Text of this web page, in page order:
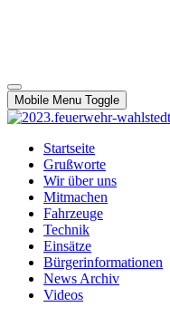
Mobile Menu Toggle
Startseite
Grußworte
Wir über uns
Mitmachen
Fahrzeuge
Technik
Einsätze
Bürgerinformationen
News Archiv
Videos